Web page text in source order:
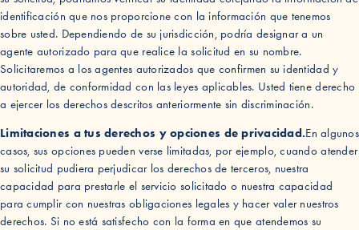
identificación que nos proporcione con la información que tenemos
sobre usted. Dependiendo de su jurisdicción, podría designar a un
agente autorizado para que realice la solicitud en su nombre.
Solicitaremos a los agentes autorizados que confirmen su identidad y
autoridad, de conformidad con las leyes aplicables. Usted tiene derecho
a ejercer los derechos descritos anteriormente sin discriminación.
Limitaciones a tus derechos y opciones de privacidad.En algunos
casos, sus opciones pueden verse limitadas, por ejemplo, cuando atender
su solicitud pudiera perjudicar los derechos de terceros, nuestra
capacidad para prestarle el servicio solicitado o nuestra capacidad
para cumplir con nuestras obligaciones legales y hacer valer nuestros
derechos. Si no está satisfecho con la forma en que atendemos su